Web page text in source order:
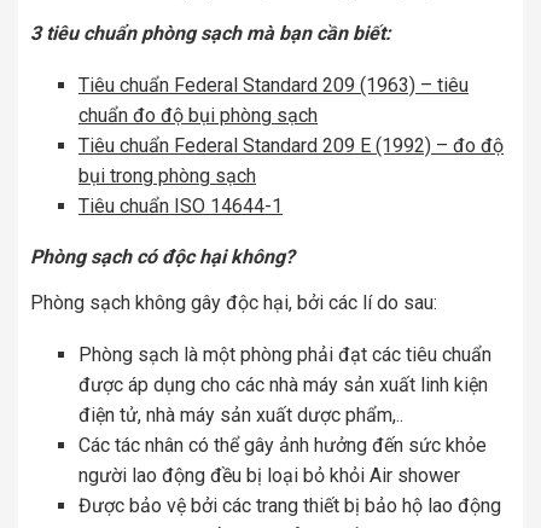
3 tiêu chuẩn phòng sạch mà bạn cần biết:
Tiêu chuẩn Federal Standard 209 (1963) – tiêu
chuẩn đo độ bụi phòng sạch
Tiêu chuẩn Federal Standard 209 E (1992) – đo độ
bụi trong phòng sạch
Tiêu chuẩn ISO 14644-1
Phòng sạch có độc hại không?
Phòng sạch không gây độc hại, bởi các lí do sau:
Phòng sạch là một phòng phải đạt các tiêu chuẩn
được áp dụng cho các nhà máy sản xuất linh kiện
điện tử, nhà máy sản xuất dược phẩm,..
Các tác nhân có thể gây ảnh hưởng đến sức khỏe
người lao động đều bị loại bỏ khỏi Air shower
Được bảo vệ bởi các trang thiết bị bảo hộ lao động